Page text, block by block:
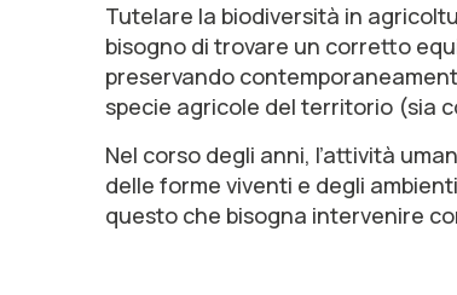
Tutelare la biodiversità in
bisogno di trovare un corretto
preservando
specie agricole del territorio (sia
Nel corso degli anni, l’attività
delle forme viventi e degli
questo che bisogna intervenire